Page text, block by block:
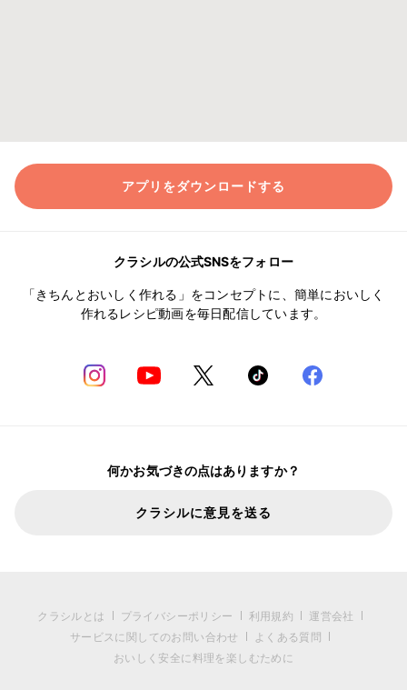
アプリをダウンロードする
クラシルの公式SNSをフォロー
「きちんとおいしく作れる」をコンセプトに、簡単においしく
作れるレシピ動画を毎日配信しています。
何かお気づきの点はありますか？
クラシルに意見を送る
クラシルとは プライバシーポリシー 利用規約
運営会社
サービスに関してのお問い合わせ
よくある質問
おいしく安全に料理を楽しむために